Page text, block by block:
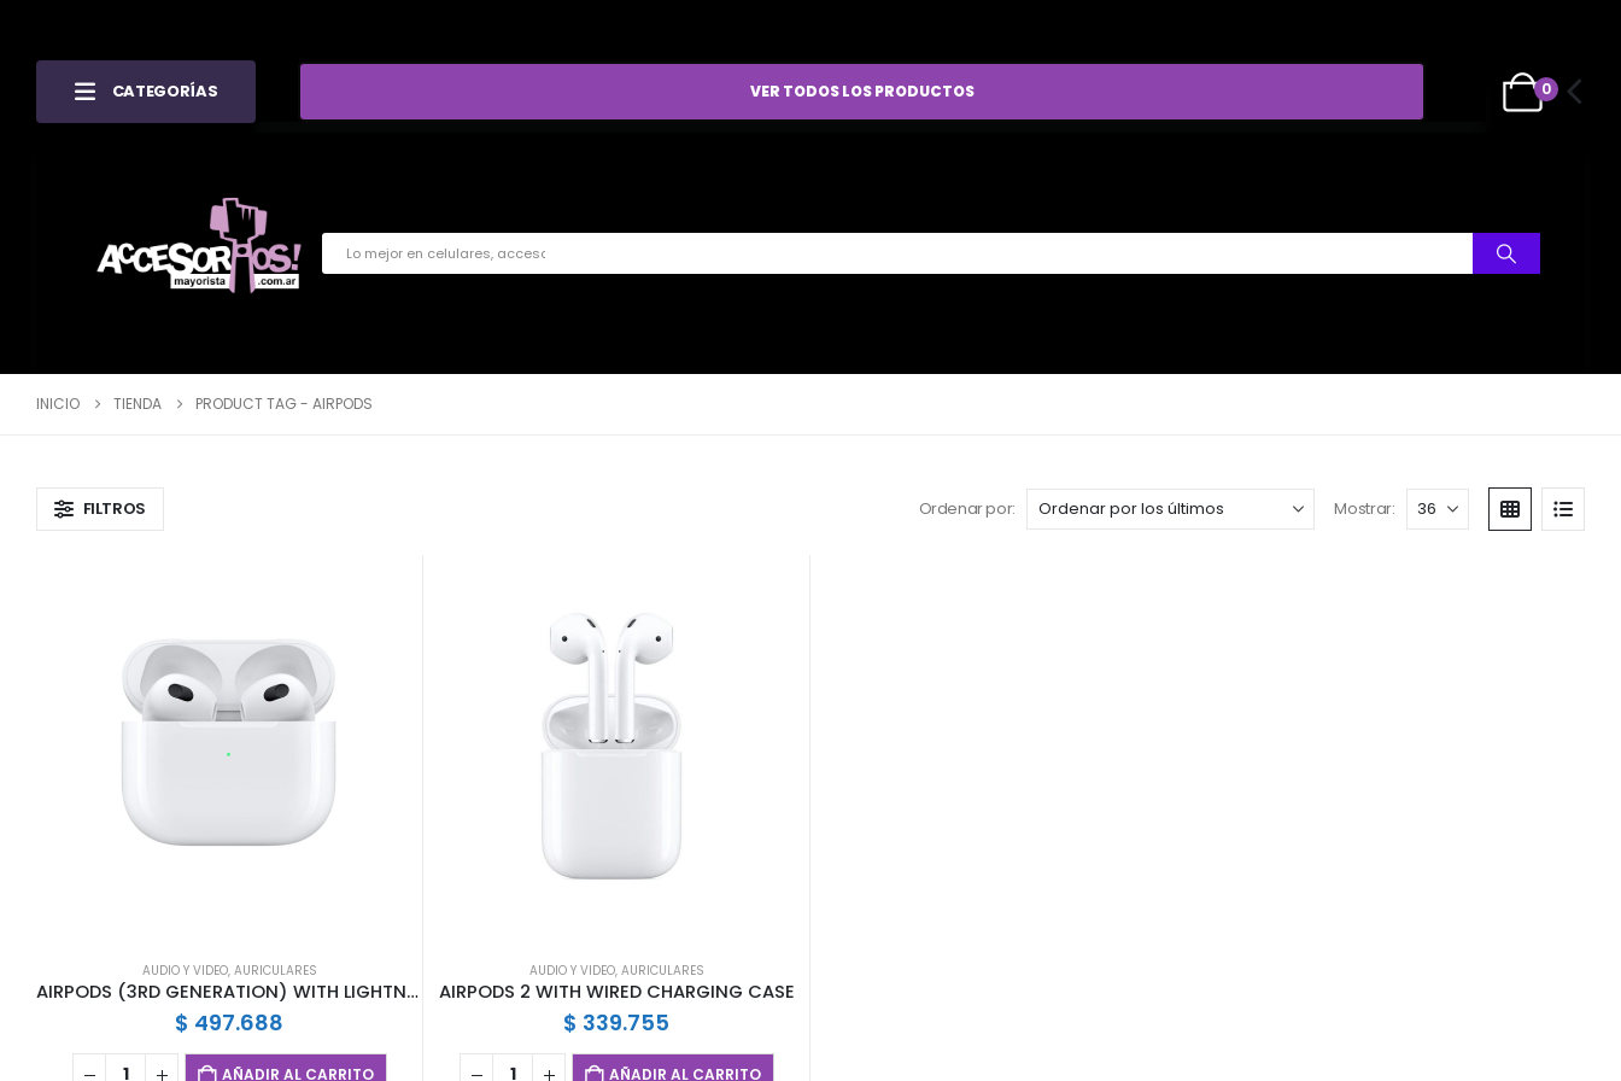
CATEGORÍAS VER TODOS LOS PRODUCTOS 0
INICIO TIENDA PRODUCT TAG - AIRPODS
FILTROS Ordenar por: Mostrar:
AUDIO Y VIDEO, AURICULARES
AIRPODS (3RD GENERATION) WITH LIGHTNING CHARG
$ 497.688
AÑADIR AL CARRITO
AUDIO Y VIDEO, AURICULARES
AIRPODS 2 WITH WIRED CHARGING CASE
$ 339.755
AÑADIR AL CARRITO